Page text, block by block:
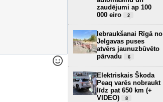
zaudējumi ap 100
000 eiro
2
Iebraukšanai Rīgā no
Jelgavas puses
atvērs jaunuzbūvēto
pārvadu
6
Elektriskais Škoda
Peaq varēs nobraukt
līdz pat 650 km (+
VIDEO)
8